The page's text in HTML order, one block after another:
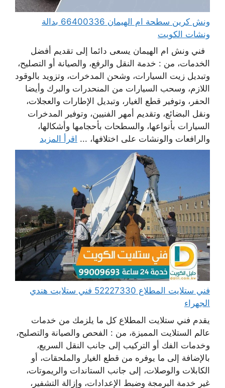
ونش كرين سطحة ام الهيمان 66400336 بدالة
ونشات الكويت
فني ونش ام الهيمان يسعى دائما إلى تقديم أفضل
الخدمات، من : خدمة النقل والرفع، والصيانة أو التصليح،
وتبديل زيت السيارات، وشحن المدخرات، وتزويد بالوقود
اللازم، وسحب السيارات من المنحدرات والبرك وأيضا
الحفر، وتوفير قطع الغيار، وتبديل الإطارات والعجلات،
ونقل البضائع، وتقديم أمهر الفنيين، وتوفير المدخرات
السيارات بأنواعها، والسطحات بأحجامها وأشكالها،
والرافعات والونشات على اختلافها، ... اقرأ المزيد
فني ستلايت المطلاع 52227330 فني ستلايت هندي
الجهراء
يقدم فني ستلايت المطلاع كل ما يلزمك من خدمات
عالم الستلايت المميزة، من : الفحص والصيانة والتصليح،
وخدمات الفك أو التركيب إلى جانب النقل السريع،
بالإضافة إلى ما يوفره من قطع الغيار والملحقات، أو
الكابلات والوصلات، إلى جانب الستاندات والريموتات،
غير خدمة البرمجة وضبط الإعدادات، وإزالة التشفير،